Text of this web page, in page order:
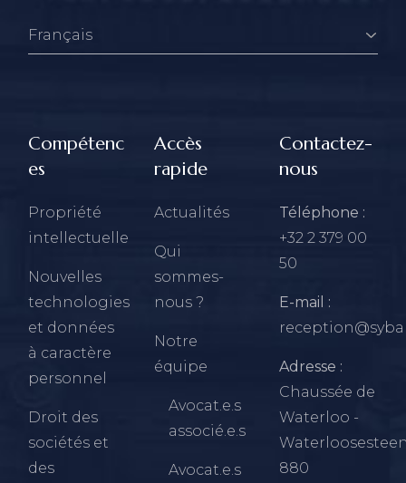
Compétenc
es
Propriété
intellectuelle
Nouvelles
technologies
et données
à caractère
personnel
Droit des
sociétés et
des
Accès
rapide
Actualités
Qui
sommes-
nous ?
Notre
équipe
Avocat.e.s
associé.e.s
Avocat.e.s
Contactez-
nous
Téléphone :
+32 2 379 00
50
E-mail :
Adresse :
Chaussée de
Waterloo -
880